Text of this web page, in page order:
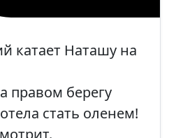
катает Наташу на
правом берегу
стать оленем!